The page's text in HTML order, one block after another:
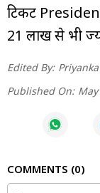
टिकट
₹21 लाख से भी
Edited By:
Published On:
COMMENTS 0